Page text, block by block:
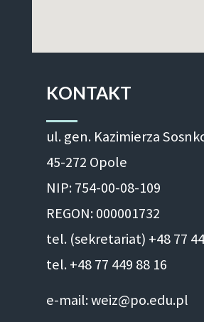
KONTAKT
ul. gen. Kazimierza
45-272 Opole
NIP: 754-00-08-109
REGON: 000001732
tel. (sekretariat) +48 77
tel. +48 77 449 88 16
e-mail: weiz@po.edu.pl